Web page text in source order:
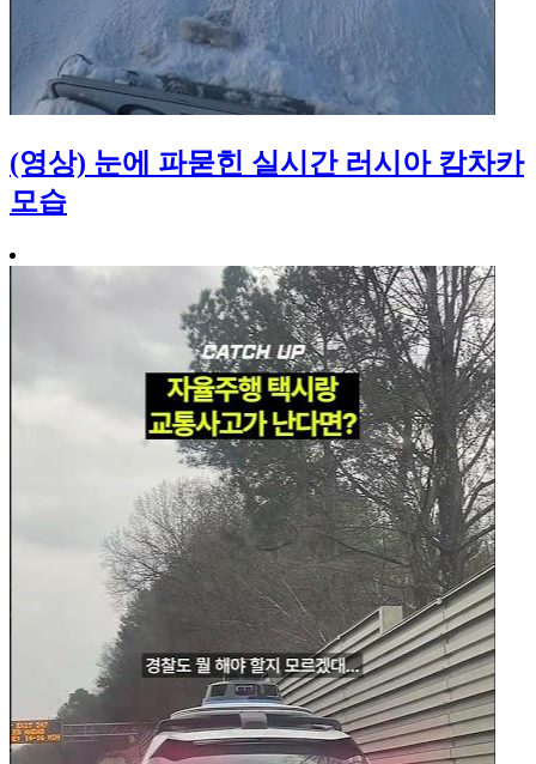
(영상) 눈에 파묻힌 실시간 러시아 캄차카
모습